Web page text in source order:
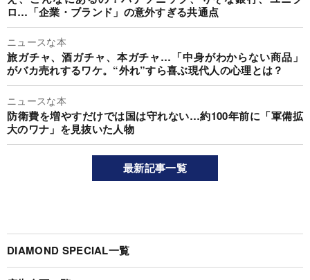
ロ…「企業・ブランド」の意外すぎる共通点
ニュースな本
旅ガチャ、酒ガチャ、本ガチャ…「中身がわからない商品」
がバカ売れするワケ。“外れ”すら喜ぶ現代人の心理とは？
ニュースな本
防衛費を増やすだけでは国は守れない…約100年前に「軍備拡
大のワナ」を見抜いた人物
最新記事一覧
DIAMOND SPECIAL一覧